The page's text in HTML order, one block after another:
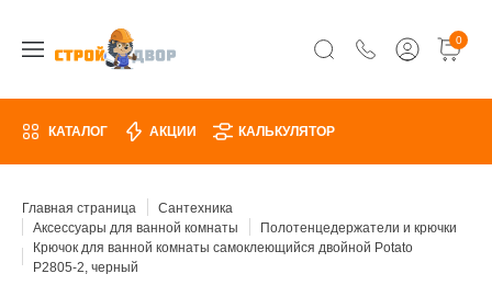
0
КАТАЛОГ АКЦИИ КАЛЬКУЛЯТОР
Главная страница
Сантехника
Аксессуары для ванной комнаты
Полотенцедержатели и крючки
Крючок для ванной комнаты самоклеющийся двойной Potato
P2805-2, черный